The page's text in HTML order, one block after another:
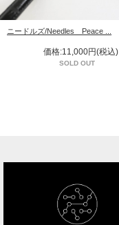
ニードルズ/Needles Peace ...
価格:11,000円(税込)
SOLD OUT